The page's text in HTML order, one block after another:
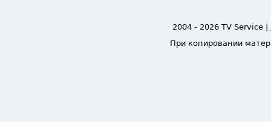
2004 - 2026 TV Service |
При копировании